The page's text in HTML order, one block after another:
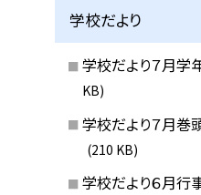
学校だより
学校だより７月学
KB)
学校だより７月巻
(210 KB)
学校だより６月行